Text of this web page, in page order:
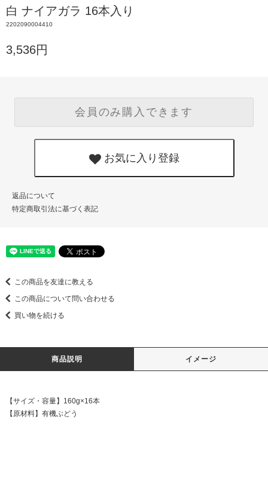
白 ナイアガラ 16本入り
2202090004410
3,536円
会員のみ購入できます
お気に入り登録
返品について
特定商取引法に基づく表記
この商品を友達に教える
この商品について問い合わせる
買い物を続ける
商品説明 イメージ
【サイズ・容量】160g×16本
【原材料】有機ぶどう